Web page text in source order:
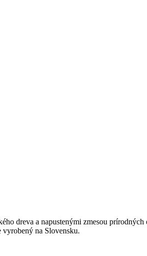
dreva a napustenými zmesou
na Slovensku.